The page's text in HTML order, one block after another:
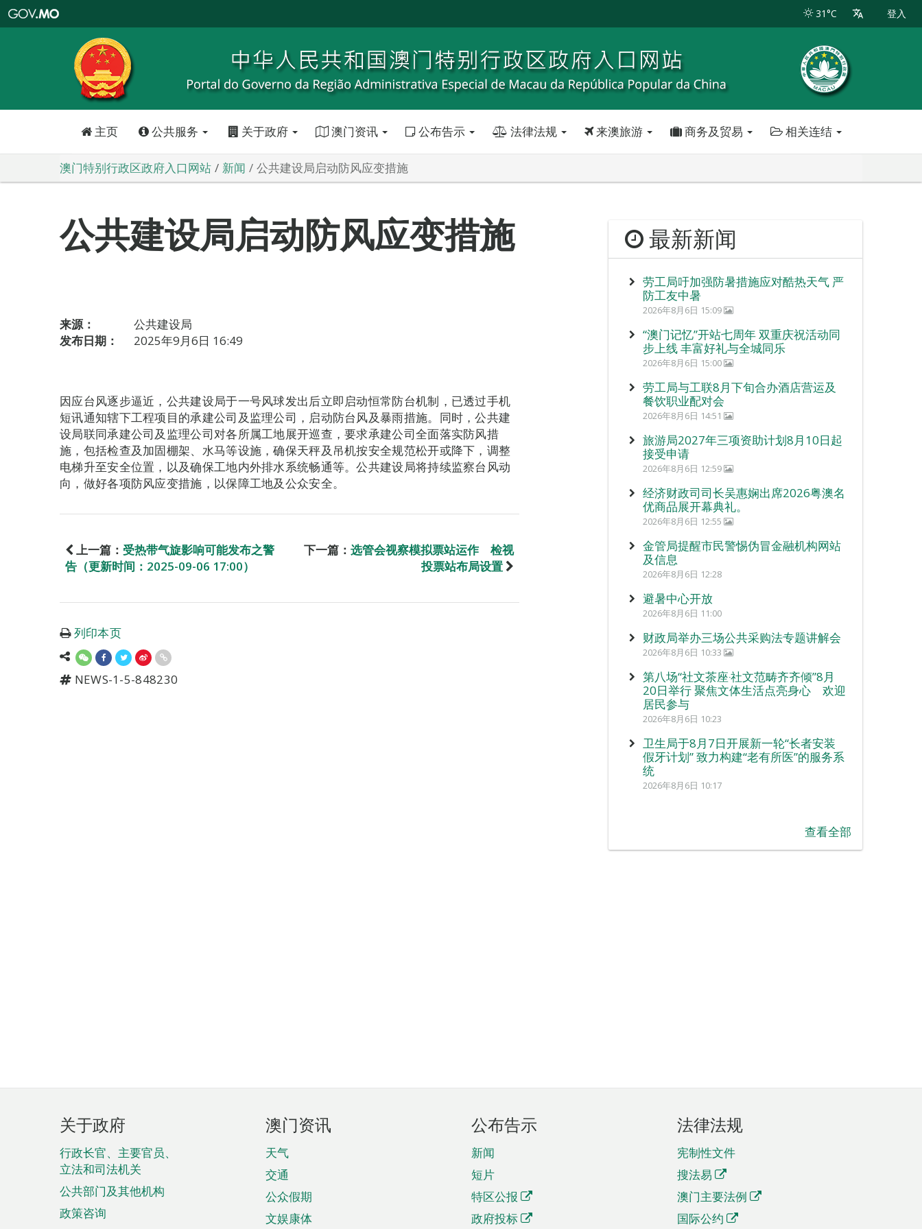
特
政
区
政
口
31°C 登入
主页 公共服务 关于政府 澳门资讯 公布告示 法律法规 来澳旅游 商务及贸易 相关连结
澳门特别行政区政府入口网站 新闻 公共建设局启动防风应变措施
公共建设局启动防风应变措施
来源：
公共建设局
发布日期：
2025年9月6日 16:49
因应台风逐步逼近，公共建设局于一号风球发出后立即启动恒常防台机制，已透过手机
短讯通知辖下工程项目的承建公司及监理公司，启动防台风及暴雨措施。同时，公共建
设局联同承建公司及监理公司对各所属工地展开巡查，要求承建公司全面落实防风措
施，包括检查及加固棚架、水马等设施，确保天秤及吊机按安全规范松开或降下，调整
电梯升至安全位置，以及确保工地内外排水系统畅通等。公共建设局将持续监察台风动
向，做好各项防风应变措施，以保障工地及公众安全。
上一篇： 受热带气旋影响可能发布之警
告（更新时间：2025-09-06 17:00）
下一篇： 选管会视察模拟票站运作 检视
投票站布局设置
列印本页
NEWS-1-5-848230
最新新闻
劳工局吁加强防暑措施应对酷热天气 严
防工友中暑
2026年8月6日 15:09
“澳门记忆”开站七周年 双重庆祝活动同
步上线 丰富好礼与全城同乐
2026年8月6日 15:00
劳工局与工联8月下旬合办酒店营运及
餐饮职业配对会
2026年8月6日 14:51
旅游局2027年三项资助计划8月10日起
接受申请
2026年8月6日 12:59
经济财政司司长吴惠娴出席2026粤澳名
优商品展开幕典礼。
2026年8月6日 12:55
金管局提醒市民警惕伪冒金融机构网站
及信息
2026年8月6日 12:28
避暑中心开放
2026年8月6日 11:00
财政局举办三场公共采购法专题讲解会
2026年8月6日 10:33
第八场“社文茶座‧社文范畴齐齐倾”8月
20日举行 聚焦文体生活点亮身心 欢迎
居民参与
2026年8月6日 10:23
卫生局于8月7日开展新一轮“长者安装
假牙计划” 致力构建“老有所医”的服务系
统
2026年8月6日 10:17
查看全部
页
脚
菜
单
关于政府
行政长官、主要官员、
立法和司法机关
公共部门及其他机构
政策咨询
澳门资讯
天气
交通
公众假期
文娱康体
公布告示
新闻
短片
特区公报
政府投标
法律法规
宪制性文件
搜法易
澳门主要法例
国际公约